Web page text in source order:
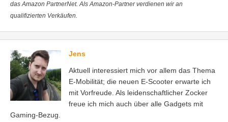
das Amazon PartnerNet. Als Amazon-Partner verdienen wir an
qualifizierten Verkäufen.
Jens
Aktuell interessiert mich vor allem das Thema
E-Mobilität; die neuen E-Scooter erwarte ich
mit Vorfreude. Als leidenschaftlicher Zocker
freue ich mich auch über alle Gadgets mit
Gaming-Bezug.